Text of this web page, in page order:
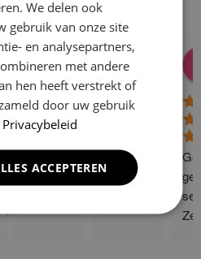
le
17 Dec 24
Lisa Vlok
06:41 08 Oct 24 10:58 31
ge
We delen ook
gebruik van onze site
en analysepartners,
met andere
hen heeft verstrekt of
door uw gebruik
Privacybeleid
ACCEPTEREN